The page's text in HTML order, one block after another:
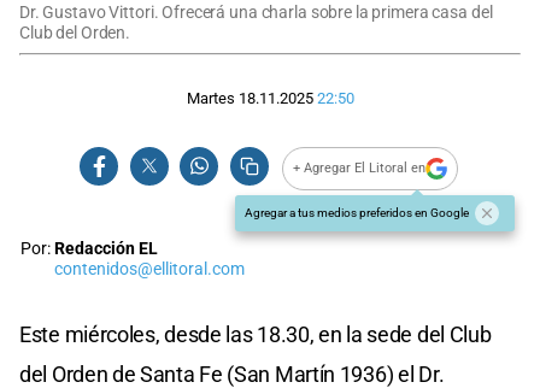
Dr. Gustavo Vittori. Ofrecerá una charla sobre la primera casa del
Club del Orden.
Martes 18.11.2025 22:50
+ Agregar El Litoral en
Agregar a tus medios preferidos en Google
Por:Redacción EL
contenidos@ellitoral.com
Este miércoles, desde las 18.30, en la sede del Club
del Orden de Santa Fe (San Martín 1936) el Dr.